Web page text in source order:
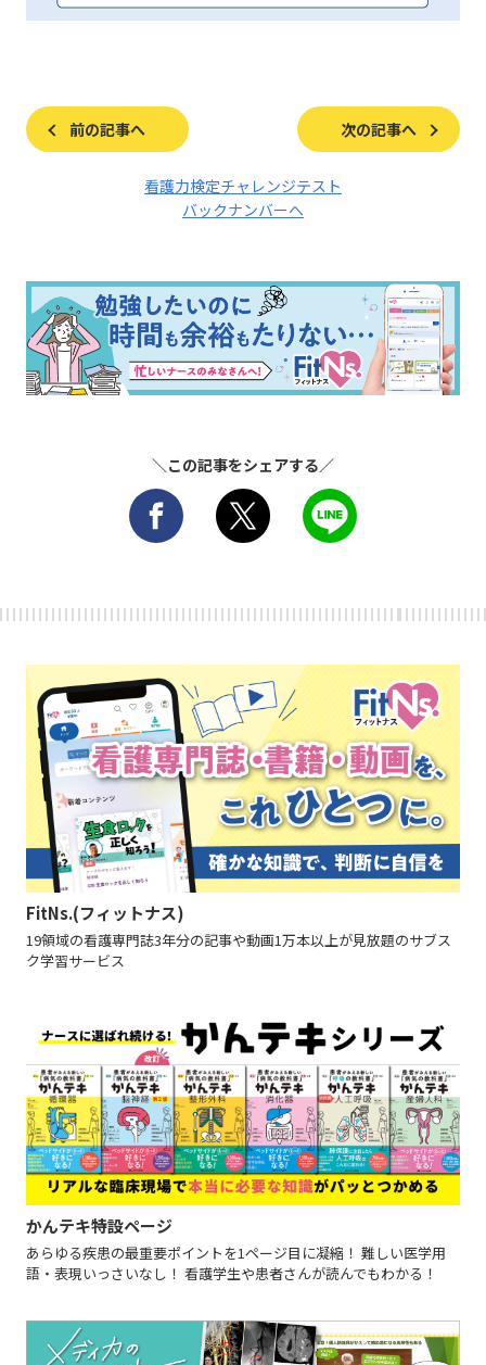
前の記事へ 次の記事へ
看護力検定チャレンジテスト
バックナンバーへ
＼この記事をシェアする／
FitNs.(フィットナス)
19領域の看護専門誌3年分の記事や動画1万本以上が見放題のサブス
ク学習サービス
かんテキ特設ページ
あらゆる疾患の最重要ポイントを1ページ目に凝縮！ 難しい医学用
語・表現いっさいなし！ 看護学生や患者さんが読んでもわかる！